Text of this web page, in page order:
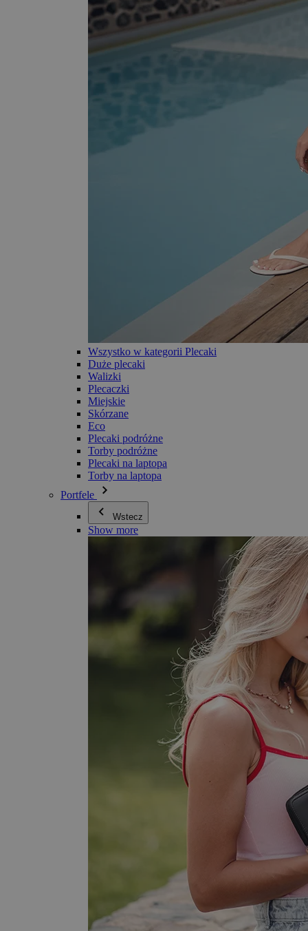
Wszystko w kategorii Plecaki
Duże plecaki
Walizki
Plecaczki
Miejskie
Skórzane
Eco
Plecaki podróżne
Torby podróżne
Plecaki na laptopa
Torby na laptopa
Portfele
Wstecz
Show more